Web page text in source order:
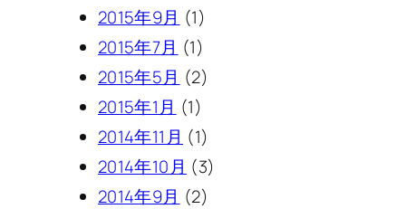
2015年9月 (1)
2015年7月 (1)
2015年5月 (2)
2015年1月 (1)
2014年11月 (1)
2014年10月 (3)
2014年9月 (2)